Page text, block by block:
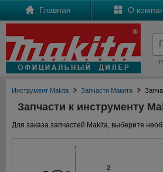
Главная О
Инструмент Makita Запчасти Макита
Запчасти к инструменту
Для заказа запчастей Makita, выберите